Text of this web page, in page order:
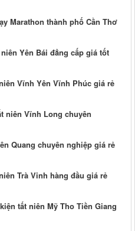
Marathon thành phố Cần Thơ
Yên Bái đẳng cấp giá tốt
Vĩnh Yên Vĩnh Phúc giá rẻ
niên Vĩnh Long chuyên
Quang chuyên nghiệp giá rẻ
Trà Vinh hàng đầu giá rẻ
tất niên Mỹ Tho Tiền Giang